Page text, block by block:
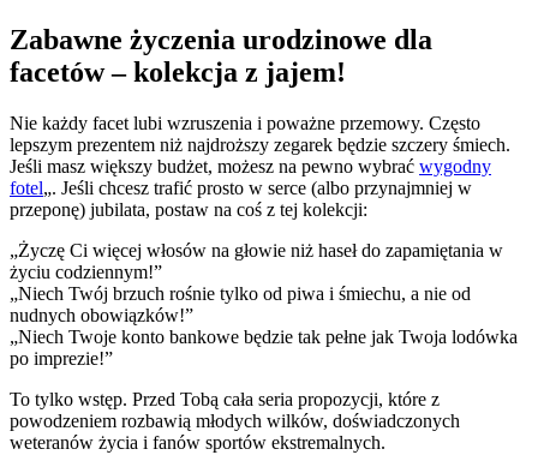
Zabawne życzenia urodzinowe dla
facetów – kolekcja z jajem!
Nie każdy facet lubi wzruszenia i poważne przemowy. Często
lepszym prezentem niż najdroższy zegarek będzie szczery śmiech.
Jeśli masz większy budżet, możesz na pewno wybrać wygodny
fotel„. Jeśli chcesz trafić prosto w serce (albo przynajmniej w
przeponę) jubilata, postaw na coś z tej kolekcji:
„Życzę Ci więcej włosów na głowie niż haseł do zapamiętania w
życiu codziennym!”
„Niech Twój brzuch rośnie tylko od piwa i śmiechu, a nie od
nudnych obowiązków!”
„Niech Twoje konto bankowe będzie tak pełne jak Twoja lodówka
po imprezie!”
To tylko wstęp. Przed Tobą cała seria propozycji, które z
powodzeniem rozbawią młodych wilków, doświadczonych
weteranów życia i fanów sportów ekstremalnych.